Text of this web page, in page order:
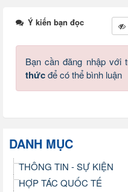
Ý kiến bạn đọc
Bạn cần đăng nhập với
thứcđể có thể bình luận
DANH MỤC
THÔNG TIN - SỰ KIỆN
HỢP TÁC QUỐC TẾ